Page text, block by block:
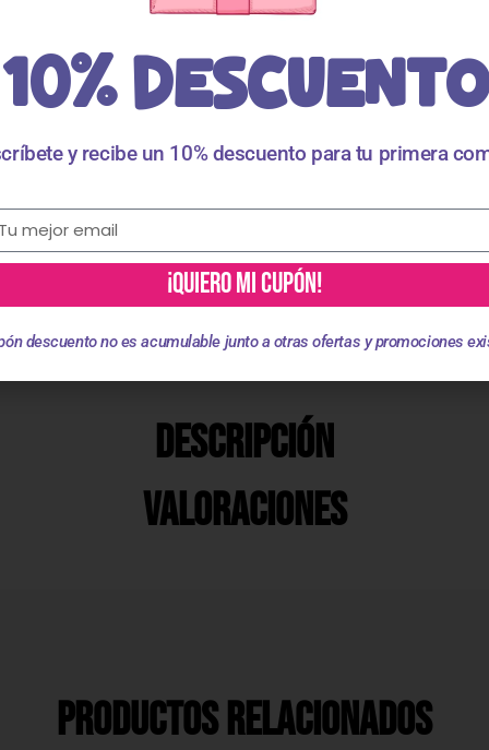
Descripción
Valoraciones
Productos Relacionados
10% DESCUENTO
y recibe un 10% descuento para tu primera
¡QUIERO MI CUPÓN!
descuento no es acumulable junto a otras ofertas y promociones